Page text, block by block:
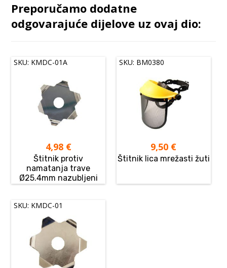
Preporučamo dodatne
odgovarajuće dijelove uz ovaj dio:
SKU: KMDC-01A
4,98 €
Štitnik protiv
namatanja trave
Ø25.4mm nazubljeni
SKU: BM0380
9,50 €
Štitnik lica mrežasti žuti
SKU: KMDC-01